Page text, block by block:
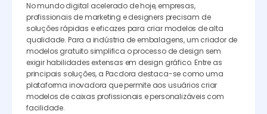
No mundo digital acelerado de hoje, empresas,
profissionais de marketing e designers precisam de
soluções rápidas e eficazes para criar modelos de alta
qualidade. Para a indústria de embalagens, um criador de
modelos gratuito simplifica o processo de design sem
exigir habilidades extensas em design gráfico. Entre as
principais soluções, a Pacdora destaca-se como uma
plataforma inovadora que permite aos usuários criar
modelos de caixas profissionais e personalizáveis com
facilidade.